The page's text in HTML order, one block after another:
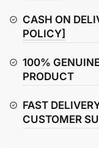
quantity
CASH ON
POLICY]
100%
PRODUCT
FAST
CUSTOMER